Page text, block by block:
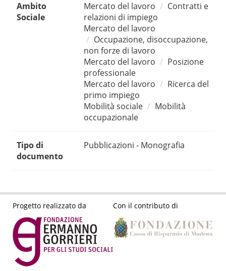
Ambito
Sociale
Mercato del lavoro
Contratti e
relazioni di impiego
Mercato del lavoro
Occupazione, disoccupazione,
non forze di lavoro
Mercato del lavoro
Posizione
professionale
Mercato del lavoro
Ricerca del
primo impiego
Mobilità sociale
Mobilità
occupazionale
Tipo di
documento
Pubblicazioni - Monografia
Progetto realizzato da Con il contributo di